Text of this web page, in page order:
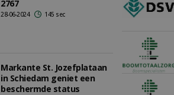
2767
28-06-2024 145 sec
Markante St. Jozefplataan
in Schiedam geniet een
beschermde status